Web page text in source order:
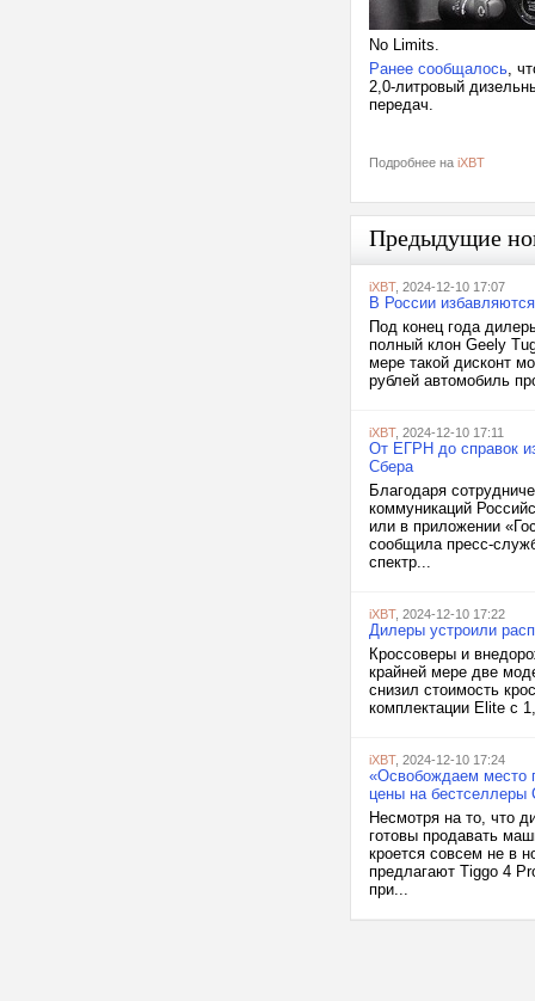
No Limits.
Ранее сообщалось,
2,0-литровый
передач.
Подробнее на iXBT
Предыдущие
iXBT, 2024-12-10 17:07
В России
Под конец года
полный клон Geely
мере такой дисконт
рублей автомобиль
iXBT, 2024-12-10 17:11
От ЕГРН до справок
Сбера
Благодаря
коммуникаций
или в приложении
сообщила пресс-
спектр...
iXBT, 2024-12-10 17:22
Дилеры устроили
Кроссоверы и
крайней мере две
снизил стоимость
комплектации Elite с
iXBT, 2024-12-10 17:24
«Освобождаем место
цены на бестселлеры
Несмотря на то, что
готовы продавать
кроется совсем не в
предлагают Tiggo 4
при...